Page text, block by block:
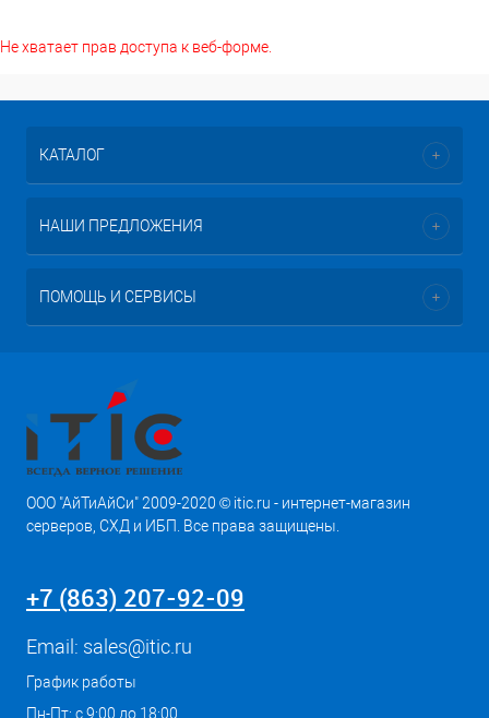
Не хватает прав доступа к веб-форме.
КАТАЛОГ
НАШИ ПРЕДЛОЖЕНИЯ
ПОМОЩЬ И СЕРВИСЫ
ООО "АйТиАйСи" 2009-2020 © itic.ru - интернет-магазин
серверов, СХД и ИБП. Все права защищены.
+7 (863) 207-92-09
Email: sales@itic.ru
График работы
Пн-Пт: с 9:00 до 18:00